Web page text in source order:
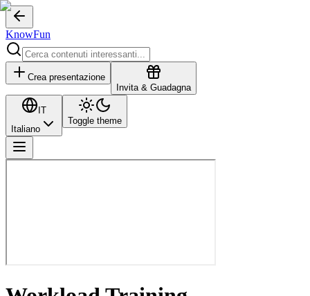
KnowFun
Crea presentazione
Invita & Guadagna
IT
Italiano
Toggle theme